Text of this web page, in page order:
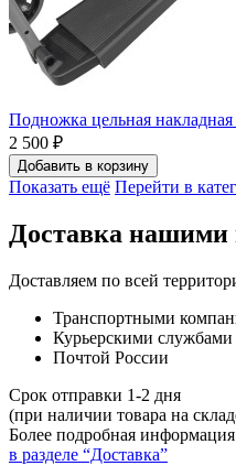
Подножка цельная накладная
2 500 ₽
Добавить в корзину
Показать ещё Перейти в
Доставка нашими
Доставляем по всей
Транспортными
Курьерскими службами
Почтой России
Срок отправки 1-2 дня
(при наличии товара на
Более подробная информация
в разделе “Доставка”